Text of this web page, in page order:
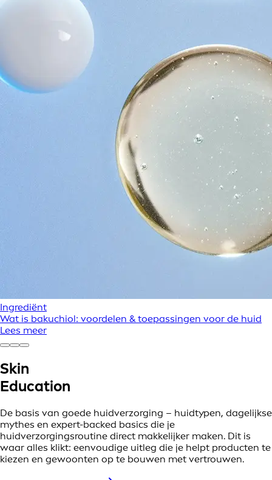
Ingrediënt
Wat is bakuchiol: voordelen & toepassingen voor de huid
Lees meer
Skin
Education
De basis van goede huidverzorging – huidtypen, dagelijkse
mythes en expert-backed basics die je
huidverzorgingsroutine direct makkelijker maken. Dit is
waar alles klikt: eenvoudige uitleg die je helpt producten te
kiezen en gewoonten op te bouwen met vertrouwen.